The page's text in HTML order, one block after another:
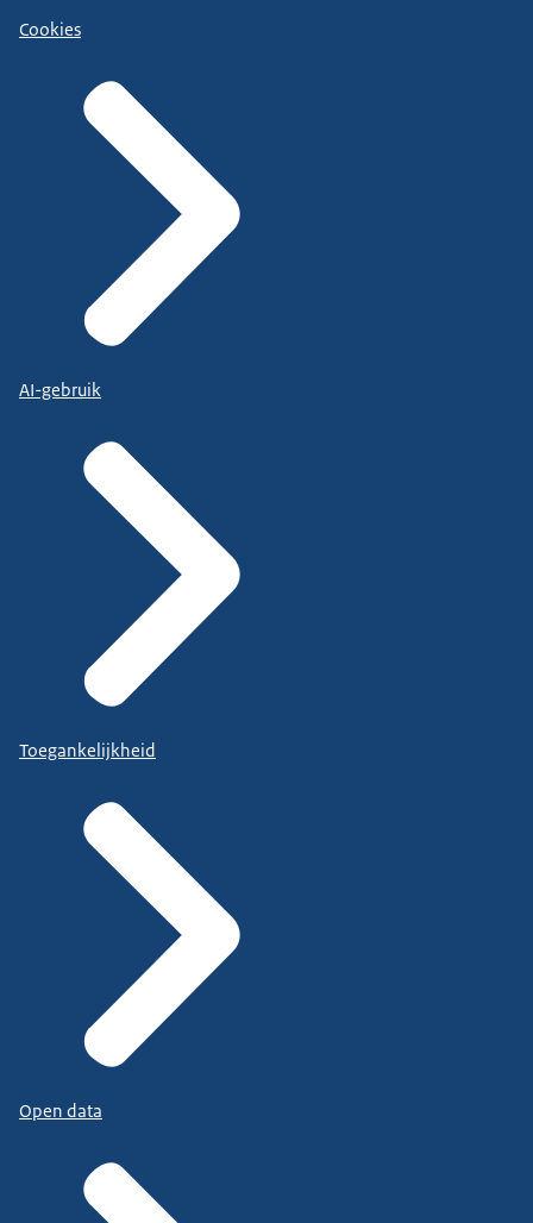
Cookies
AI-gebruik
Toegankelijkheid
Open data